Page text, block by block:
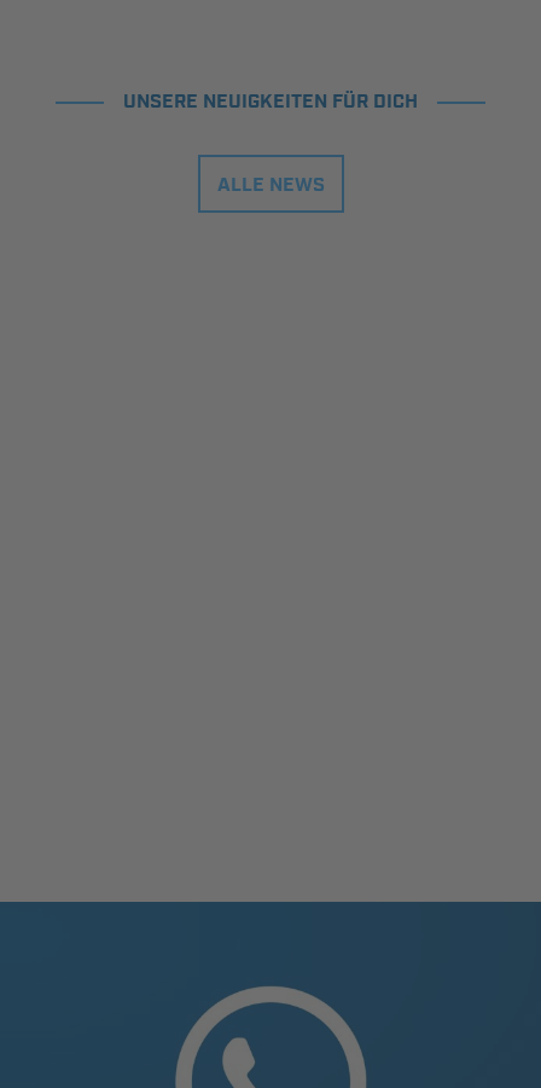
UNSERE NEUIGKEITEN FÜR DICH
ALLE NEWS